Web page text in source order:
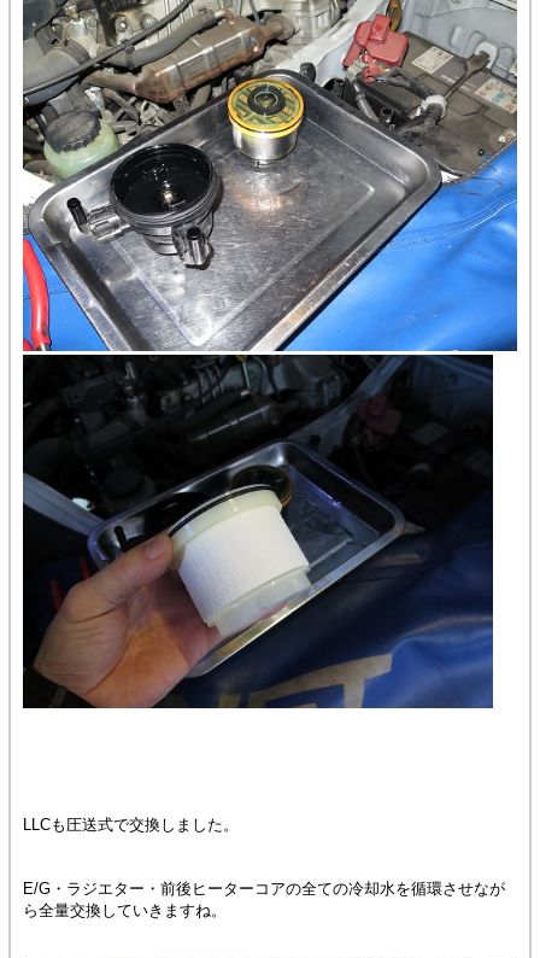
LLCも圧送式で交換しました。
E/G・ラジエター・前後ヒーターコアの全ての冷却水を循環させなが
ら全量交換していきますね。